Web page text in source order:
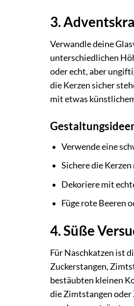
3.
Verwandle deine
unterschiedlichen
oder echt, aber
die Kerzen sicher
mit etwas
Verwende eine
Sichere die
Dekoriere mit
Füge rote Beeren
4. Süße
Für Naschkatzen ist
Zuckerstangen,
bestäubten kleinen
die Zimtstangen oder